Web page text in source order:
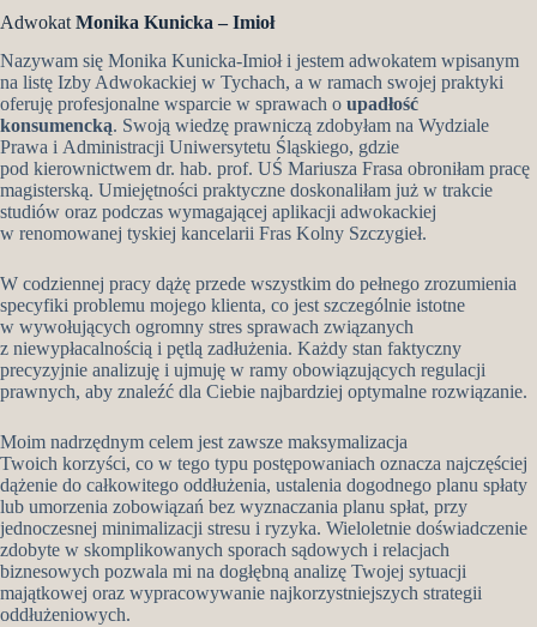
Adwokat Monika Kunicka – Imioł
Nazywam się Monika Kunicka-Imioł i jestem adwokatem wpisanym
na listę Izby Adwokackiej w Tychach, a w ramach swojej praktyki
oferuję profesjonalne wsparcie w sprawach o upadłość
konsumencką. Swoją wiedzę prawniczą zdobyłam na Wydziale
Prawa i Administracji Uniwersytetu Śląskiego, gdzie
pod kierownictwem dr. hab. prof. UŚ Mariusza Frasa obroniłam pracę
magisterską. Umiejętności praktyczne doskonaliłam już w trakcie
studiów oraz podczas wymagającej aplikacji adwokackiej
w renomowanej tyskiej kancelarii Fras Kolny Szczygieł.
W codziennej pracy dążę przede wszystkim do pełnego zrozumienia
specyfiki problemu mojego klienta, co jest szczególnie istotne
w wywołujących ogromny stres sprawach związanych
z niewypłacalnością i pętlą zadłużenia. Każdy stan faktyczny
precyzyjnie analizuję i ujmuję w ramy obowiązujących regulacji
prawnych, aby znaleźć dla Ciebie najbardziej optymalne rozwiązanie.
Moim nadrzędnym celem jest zawsze maksymalizacja
Twoich korzyści, co w tego typu postępowaniach oznacza najczęściej
dążenie do całkowitego oddłużenia, ustalenia dogodnego planu spłaty
lub umorzenia zobowiązań bez wyznaczania planu spłat, przy
jednoczesnej minimalizacji stresu i ryzyka. Wieloletnie doświadczenie
zdobyte w skomplikowanych sporach sądowych i relacjach
biznesowych pozwala mi na dogłębną analizę Twojej sytuacji
majątkowej oraz wypracowywanie najkorzystniejszych strategii
oddłużeniowych.